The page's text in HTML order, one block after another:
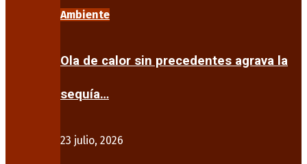
Ambiente
Ola de calor sin precedentes agrava la
sequía…
23 julio, 2026